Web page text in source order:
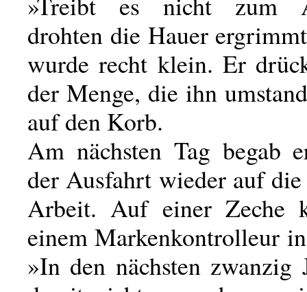
drohten die Hauer
wurde recht klein. Er
der Menge, die ihn
auf den Korb.
Am nächsten Tag begab
der Ausfahrt wieder auf die
Arbeit. Auf einer Zeche
einem Markenkontrolleur
»In den nächsten zwanzig